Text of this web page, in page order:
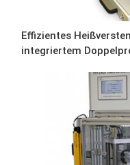
Effizientes
integriertem